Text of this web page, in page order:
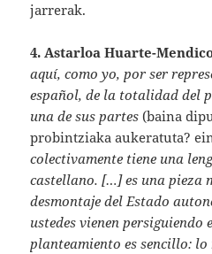
jarrerak.
4. Astarloa Huarte-
aquí, como yo, por ser
español, de la totalidad del
una de sus partes(baina
probintziaka aukeratuta?
colectivamente tiene una
castellano. […] es una pieza
desmontaje del Estado
ustedes vienen persiguiendo
planteamiento es sencillo: